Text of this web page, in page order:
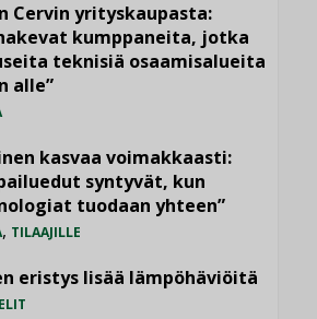
Cervin yrityskaupasta:
kumppaneita, jotka
teknisiä osaamisalueita
alle”
kasvaa voimakkaasti:
syntyvät, kun
tuodaan yhteen”
, TILAAJILLE
eristys lisää lämpöhäviöitä